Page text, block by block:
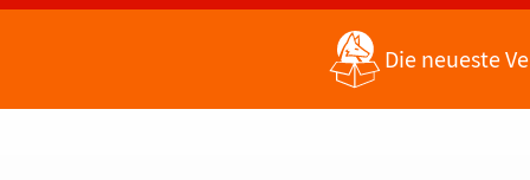
Zurück zu den neuesten FeaturesDie neueste